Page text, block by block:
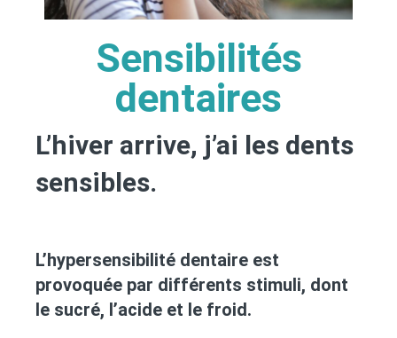
Sensibilités
dentaires
L’hiver arrive, j’ai les dents
sensibles.
L’hypersensibilité dentaire est
provoquée par différents stimuli, dont
le sucré, l’acide et le froid.